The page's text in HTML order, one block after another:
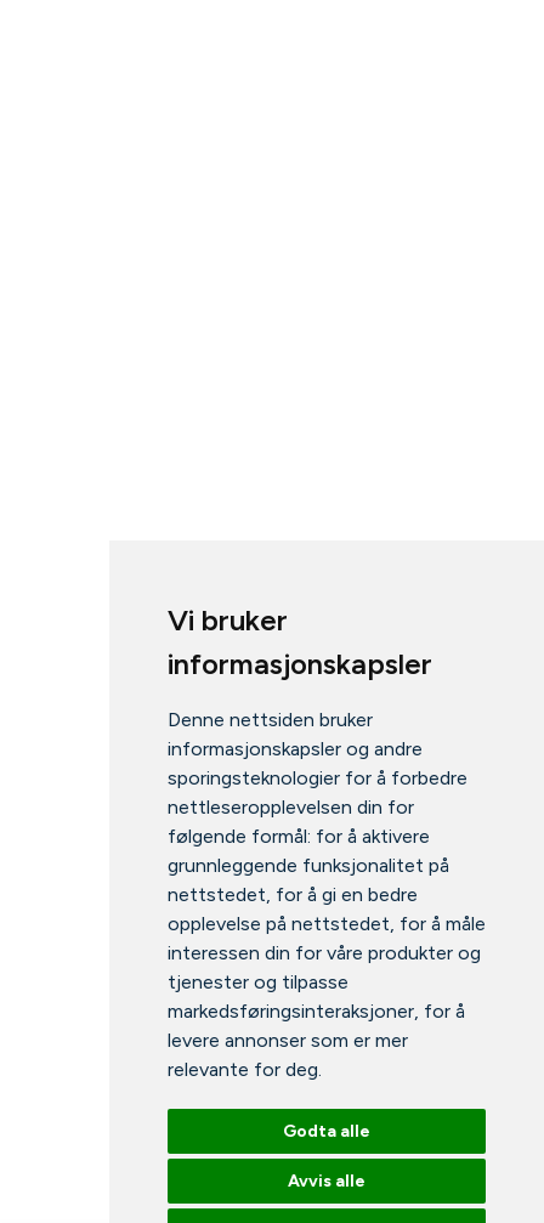
Vi bruker
informasjonskapsler
Denne nettsiden bruker
informasjonskapsler og andre
sporingsteknologier for å forbedre
nettleseropplevelsen din for
følgende formål: for å aktivere
grunnleggende funksjonalitet på
nettstedet, for å gi en bedre
opplevelse på nettstedet, for å måle
interessen din for våre produkter og
tjenester og tilpasse
markedsføringsinteraksjoner, for å
levere annonser som er mer
relevante for deg.
Godta alle
Avvis alle